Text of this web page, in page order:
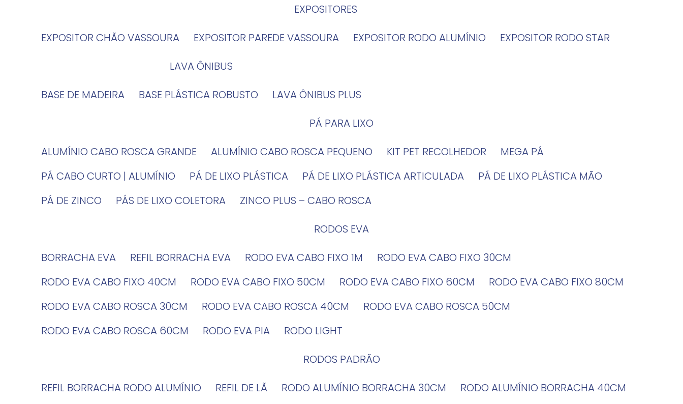
EXPOSITORES
EXPOSITOR CHÃO VASSOURA
EXPOSITOR PAREDE VASSOURA EXPOSITOR RODO ALUMÍNIO
EXPOSITOR RODO STAR
LAVA ÔNIBUS
BASE DE MADEIRA
BASE PLÁSTICA ROBUSTO
LAVA ÔNIBUS PLUS
PÁ PARA LIXO
ALUMÍNIO CABO ROSCA GRANDE
ALUMÍNIO CABO ROSCA PEQUENO KIT PET RECOLHEDOR
MEGA PÁ
PÁ CABO CURTO | ALUMÍNIO
PÁ DE LIXO PLÁSTICA PÁ DE LIXO PLÁSTICA ARTICULADA
PÁ DE LIXO PLÁSTICA MÃO
PÁ DE ZINCO
PÁS DE LIXO COLETORA
ZINCO PLUS – CABO ROSCA
RODOS EVA
BORRACHA EVA
REFIL BORRACHA EVA RODO EVA CABO FIXO 1M
RODO EVA CABO FIXO 30CM
RODO EVA CABO FIXO 40CM
RODO EVA CABO FIXO 50CM RODO EVA CABO FIXO 60CM
RODO EVA CABO FIXO 80CM
RODO EVA CABO ROSCA 30CM
RODO EVA CABO ROSCA 40CM
RODO EVA CABO ROSCA 50CM
RODO EVA CABO ROSCA 60CM
RODO EVA PIA
RODO LIGHT
RODOS PADRÃO
REFIL BORRACHA RODO ALUMÍNIO
REFIL DE LÃ RODO ALUMÍNIO BORRACHA 30CM
RODO ALUMÍNIO BORRACHA 40CM